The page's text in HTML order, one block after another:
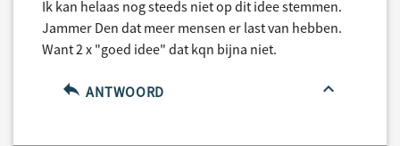
Ik kan helaas nog steeds niet op dit idee stemmen.
Jammer Den dat meer mensen er last van hebben.
Want 2 x "goed idee" dat kqn bijna niet.
ANTWOORD